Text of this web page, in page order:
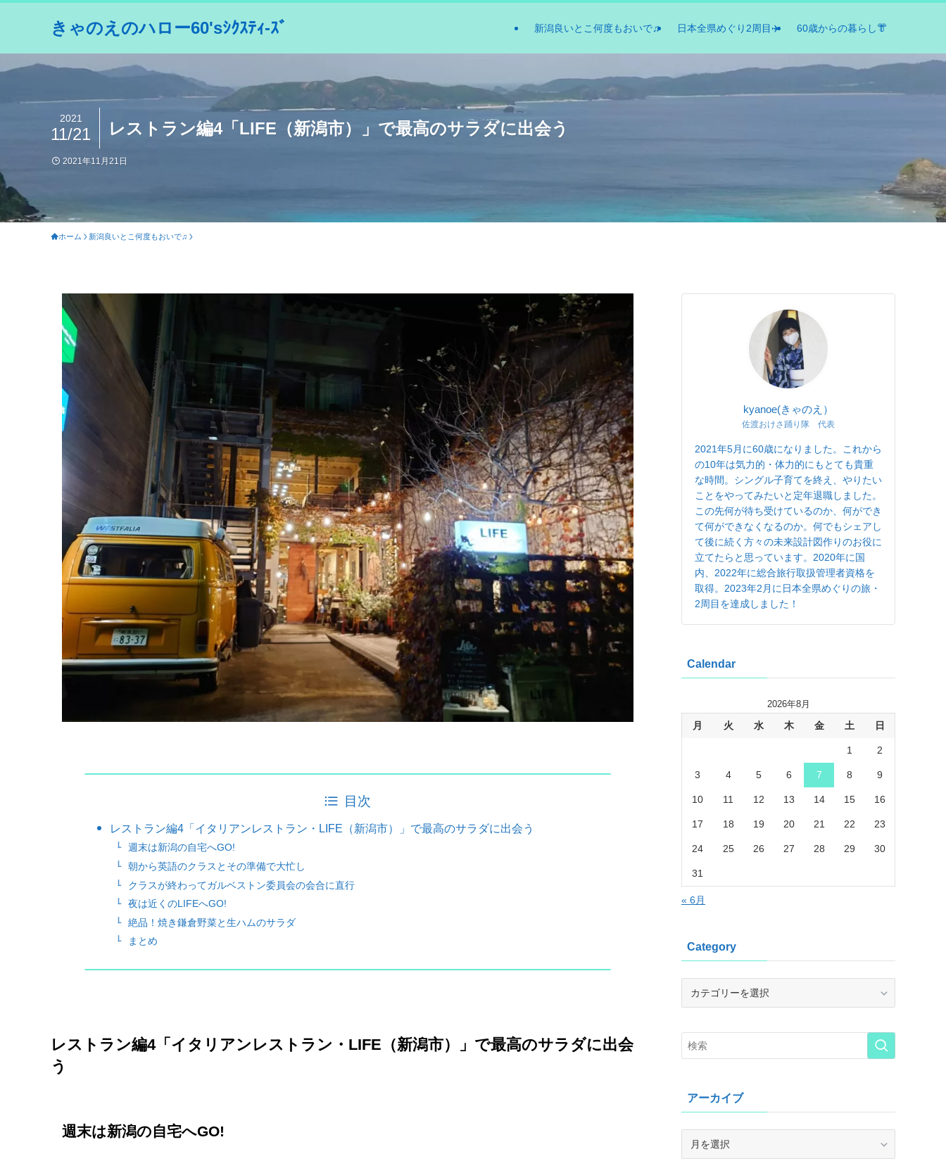
きゃのえのハロー60'sｼｸｽﾃｨ-ｽﾞ 新潟良いとこ何度もおいで♫ 日本全県めぐり2周目✈️ 60歳からの暮らし👘
レストラン編4「LIFE（新潟市）」で最高のサラダに出会う
2021
11/21
2021年11月21日
ホーム 新潟良いとこ何度もおいで♫
目次
レストラン編4「イタリアンレストラン・LIFE（新潟市）」で最高のサラダに出会う
週末は新潟の自宅へGO!
朝から英語のクラスとその準備で大忙し
クラスが終わってガルベストン委員会の会合に直行
夜は近くのLIFEへGO!
絶品！焼き鎌倉野菜と生ハムのサラダ
まとめ
レストラン編4「イタリアンレストラン・LIFE（新潟市）」で最高のサラダに出会
う
週末は新潟の自宅へGO!
kyanoe(きゃのえ）
佐渡おけさ踊り隊 代表
2021年5月に60歳になりました。これから
の10年は気力的・体力的にもとても貴重
な時間。シングル子育てを終え、やりたい
ことをやってみたいと定年退職しました。
この先何が待ち受けているのか、何ができ
て何ができなくなるのか。何でもシェアし
て後に続く方々の未来設計図作りのお役に
立てたらと思っています。2020年に国
内、2022年に総合旅行取扱管理者資格を
取得。2023年2月に日本全県めぐりの旅・
2周目を達成しました！
Calendar
2026年8月
月 火 水 木 金 土 日
1 2
3 4 5 6 7 8 9
10 11 12 13 14 15 16
17 18 19 20 21 22 23
24 25 26 27 28 29 30
31
« 6月
Category
アーカイブ